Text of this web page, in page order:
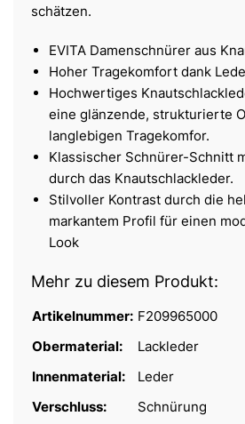
schätzen.
EVITA Damenschnürer aus
Hoher Tragekomfort dank
Hochwertiges
eine glänzende, strukturierte
langlebigen Tragekomfor.
Klassischer Schnürer-Schnitt
durch das Knautschlackleder.
Stilvoller Kontrast durch die
markantem Profil für einen
Look
Mehr zu diesem Produkt:
Artikelnummer: F209965000
Obermaterial:
Lackleder
Innenmaterial:
Leder
Verschluss:
Schnürung